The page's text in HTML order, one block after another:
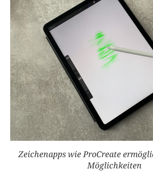
Zeichenapps wie ProCreate
Möglichkeiten